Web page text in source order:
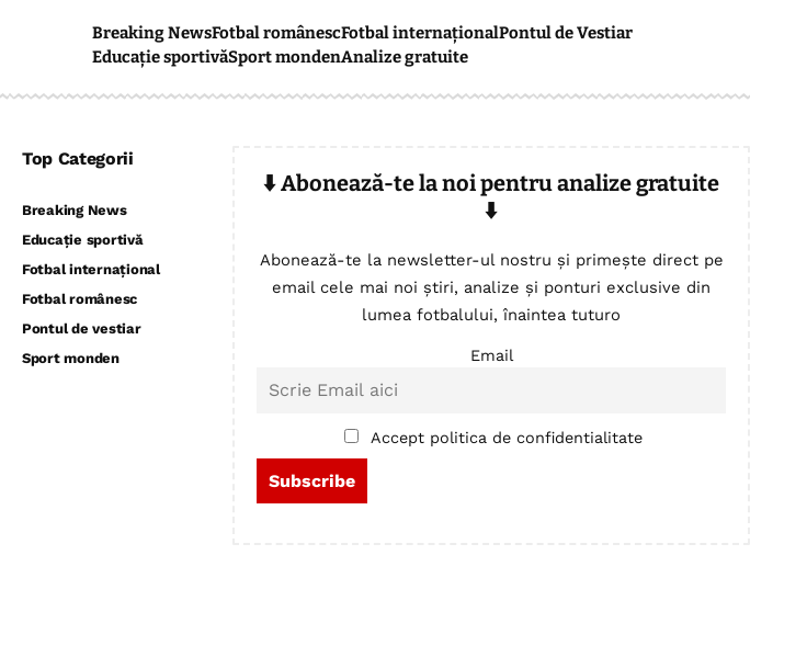
Breaking NewsFotbal românescFotbal internaționalPontul de Vestiar
Educație sportivăSport mondenAnalize gratuite
Top Categorii
Breaking News
Educație sportivă
Fotbal internațional
Fotbal românesc
Pontul de vestiar
Sport monden
⬇️ Abonează-te la noi pentru analize gratuite
⬇️
Abonează-te la newsletter-ul nostru și primește direct pe
email cele mai noi știri, analize și ponturi exclusive din
lumea fotbalului, înaintea tuturo
Email
Accept politica de confidentialitate